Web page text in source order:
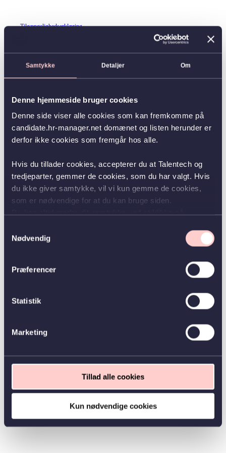
Samtykke Detaljer Om
Denne hjemmeside bruger cookies
Denne side viser alle cookies som kan fremkomme på
candidate.hr-manager.net domænet og listen herunder er
derfor ikke cookies som fremgår hos alle.
Hvis du tillader cookies, accepterer du at Talentech og
tredjeparter, gemmer de cookies, som du har valgt. Hvis
du ikke giver samtykke, vil vi kun gemme de cookies,
som er nødvendige for at du kan bruge siden.
Nødvendig
Præferencer
Statistik
Marketing
Tillad alle cookies
Kun nødvendige cookies
Tilgængelighedserklæring